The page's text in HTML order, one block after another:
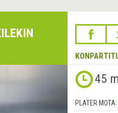
Hurrengoa
&rsaquo; 45
PLATER MOTA: